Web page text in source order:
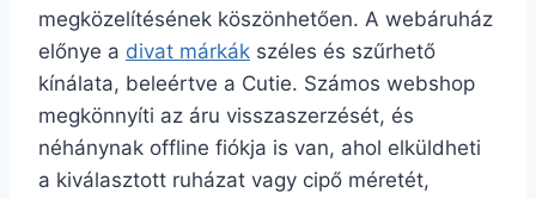
megközelítésének köszönhetően. A webáruház
előnye a divat márkák széles és szűrhető
kínálata, beleértve a Cutie. Számos webshop
megkönnyíti az áru visszaszerzését, és
néhánynak offline fiókja is van, ahol elküldheti
a kiválasztott ruházat vagy cipő méretét,